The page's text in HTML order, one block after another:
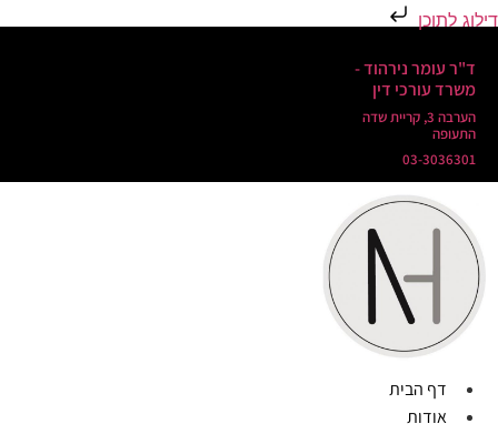
דילוג לתוכן
ד"ר עומר נירהוד -
משרד עורכי דין
הערבה 3, קריית שדה
התעופה
03-3036301
דף הבית
אודות